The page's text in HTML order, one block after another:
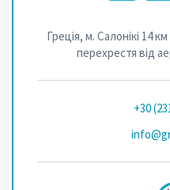
Греція, м. Салонікі 14
перехрестя від
+30